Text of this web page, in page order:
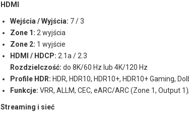
HDMI
Wejścia / Wyjścia: 7 / 3
Zone 1: 2 wyjścia
Zone 2: 1 wyjście
HDMI / HDCP: 2.1a / 2.3
Rozdzielczość: do 8K/60 Hz lub 4K/120 Hz
Profile HDR: HDR, HDR10, HDR10+, HDR10+ Gaming,
Funkcje: VRR, ALLM, CEC, eARC/ARC (Zone 1, Output
Streaming i sieć